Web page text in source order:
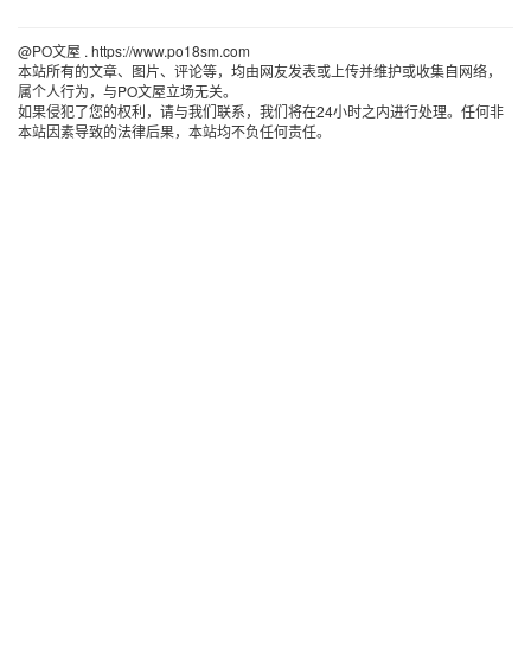
@PO文屋 . https://www.po18sm.com
本站所有的文章、图片、评论等，均由网友发表或上传并维护或收集自网络，
属个人行为，与PO文屋立场无关。
如果侵犯了您的权利，请与我们联系，我们将在24小时之内进行处理。任何非
本站因素导致的法律后果，本站均不负任何责任。